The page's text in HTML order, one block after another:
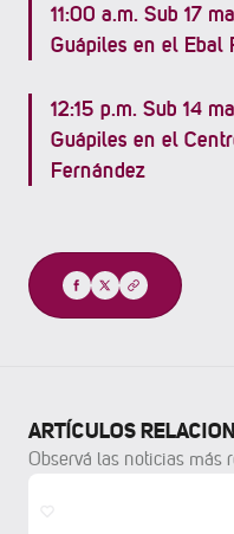
11:00 a.m. Sub 17
Guápiles en el Ebal
12:15 p.m. Sub 14
Guápiles en el
Fernández
Compartir
ARTÍCULOS
Observá las noticias más